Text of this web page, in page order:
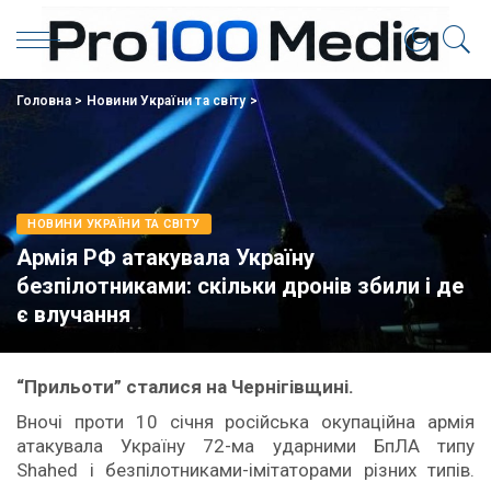
Головна> Новини України та світу>
НОВИНИ УКРАЇНИ ТА СВІТУ
Армія РФ атакувала Україну
безпілотниками: скільки дронів збили і де
є влучання
“Прильоти” сталися на Чернігівщині.
Вночі проти 10 січня російська окупаційна армія
атакувала Україну 72-ма ударними БпЛА типу
Shahed і безпілотниками-імітаторами різних типів.